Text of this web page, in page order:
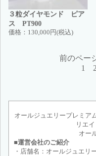
３粒ダイヤモンド ピア
ス PT900
価格： 130,000円(税込)
前のペー
1
2
オールジュエリープレミア
リエ
オー
■運営会社のご紹介
・店舗名：オールジュエ